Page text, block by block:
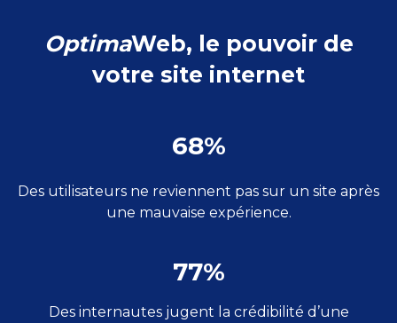
OptimaWeb, le pouvoir de
votre site internet
68%
Des utilisateurs ne reviennent pas sur un site après
une mauvaise expérience.
77%
Des internautes jugent la crédibilité d’une